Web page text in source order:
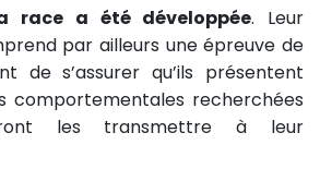
race a été développée. Leur
par ailleurs une épreuve de
de s’assurer qu’ils présentent
comportementales recherchées
les transmettre à leur